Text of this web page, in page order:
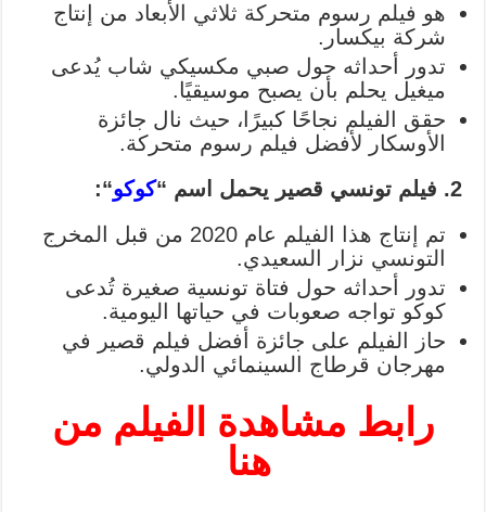
هو فيلم رسوم متحركة ثلاثي الأبعاد من إنتاج
شركة بيكسار.
تدور أحداثه حول صبي مكسيكي شاب يُدعى
ميغيل يحلم بأن يصبح موسيقيًا.
حقق الفيلم نجاحًا كبيرًا، حيث نال جائزة
الأوسكار لأفضل فيلم رسوم متحركة.
2. فيلم تونسي قصير يحمل اسم “
كوكو“:
تم إنتاج هذا الفيلم عام 2020 من قبل المخرج
التونسي نزار السعيدي.
تدور أحداثه حول فتاة تونسية صغيرة تُدعى
كوكو تواجه صعوبات في حياتها اليومية.
حاز الفيلم على جائزة أفضل فيلم قصير في
مهرجان قرطاج السينمائي الدولي.
رابط مشاهدة الفيلم من
هنا